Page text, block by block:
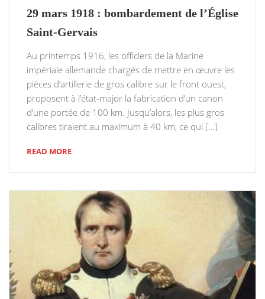
29 mars 1918 : bombardement de l’Église
Saint-Gervais
Au printemps 1916, les officiers de la Marine
impériale allemande chargés de mettre en œuvre les
pièces d’artillerie de gros calibre sur le front ouest,
proposent à l’état-major la fabrication d’un canon
d’une portée de 100 km. Jusqu’alors, les plus gros
calibres tiraient au maximum à 40 km, ce qui […]
READ MORE